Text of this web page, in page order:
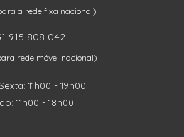
a rede fixa nacional)
915 808 042
rede móvel nacional)
11h00 - 19h00
11h00 - 18h00